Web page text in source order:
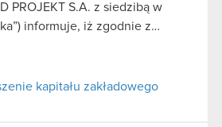
PROJEKT S.A. z siedzibą w
informuje, iż zgodnie z…
kapitału zakładowego